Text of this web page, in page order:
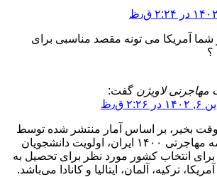
شما آمریکا می تونه مقصد مناسبی برای
؟
لاویژن گفت:
ق٫ظ
بخیر، بر اساس آمار منتشر شده توسط
سالنامه مهاجرتی ۱۴۰۰ ایران، اولویت دانشجویان
برای انتخاب کشور مورد نظر برای تحصیل به
ترکیه، آلمان، ایتالیا و کانادا می‌باشد.